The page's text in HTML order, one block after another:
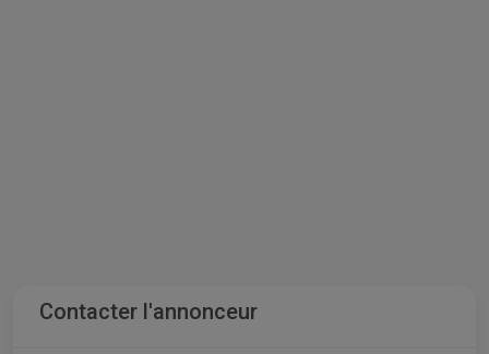
Contacter l'annonceur